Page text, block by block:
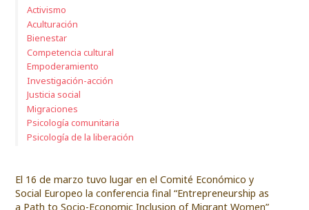
Activismo
Aculturación
Bienestar
Competencia cultural
Empoderamiento
Investigación-acción
Justicia social
Migraciones
Psicología comunitaria
Psicología de la liberación
El 16 de marzo tuvo lugar en el Comité Económico y
Social Europeo la conferencia final “Entrepreneurship as
a Path to Socio-Economic Inclusion of Migrant Women”